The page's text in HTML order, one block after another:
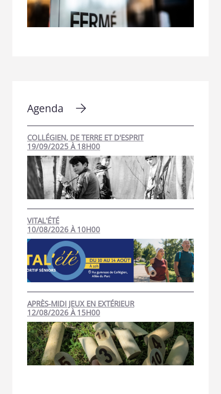
Agenda
COLLÉGIEN, DE TERRE ET D'ESPRIT
19/09/2025 À 18H00
VITAL'ÉTÉ
10/08/2026 À 10H00
APRÈS-MIDI JEUX EN EXTÉRIEUR
12/08/2026 À 15H00